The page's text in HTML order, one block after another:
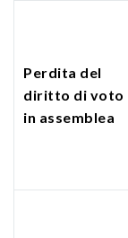
Perdita del
diritto di voto
in assemblea